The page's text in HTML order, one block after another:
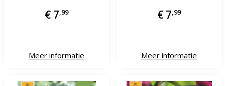
€ 7 99
Meer informatie
€ 7 99
Meer informatie